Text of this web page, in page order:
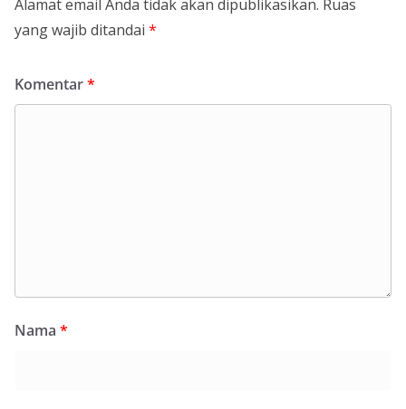
Alamat email Anda tidak akan dipublikasikan. Ruas
yang wajib ditandai *
Komentar*
Nama *